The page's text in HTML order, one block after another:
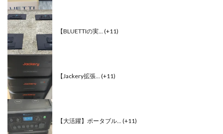
【BLUETTIの実... +11
【Jackery拡張... +11
【大活躍】ポータブル... +11